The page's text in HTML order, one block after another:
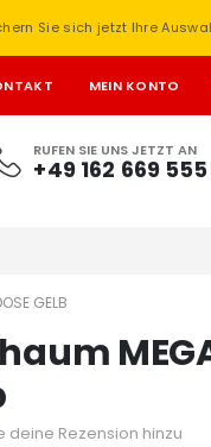
Sie sich jetzt Ihre
MEIN KONTO
RUFEN SIE UNS JETZT AN
+49 162 669
GELB
deine Rezension hinzu